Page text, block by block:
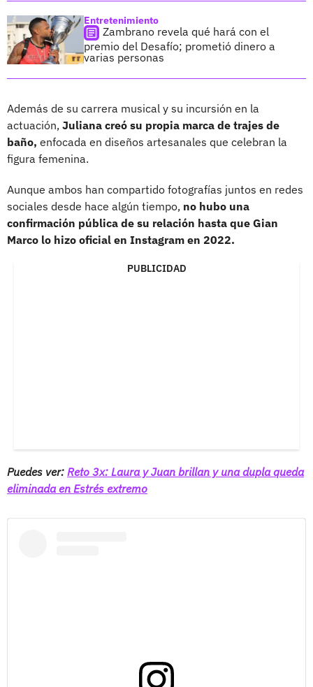
Entretenimiento
Zambrano revela qué hará con el
premio del Desafío; prometió dinero a
varias personas
Además de su carrera musical y su incursión en la
actuación, Juliana creó su propia marca de trajes de
baño, enfocada en diseños artesanales que celebran la
figura femenina.
Aunque ambos han compartido fotografías juntos en redes
sociales desde hace algún tiempo, no hubo una
confirmación pública de su relación hasta que Gian
Marco lo hizo oficial en Instagram en 2022.
PUBLICIDAD
Puedes ver: Reto 3x: Laura y Juan brillan y una dupla queda
eliminada en Estrés extremo